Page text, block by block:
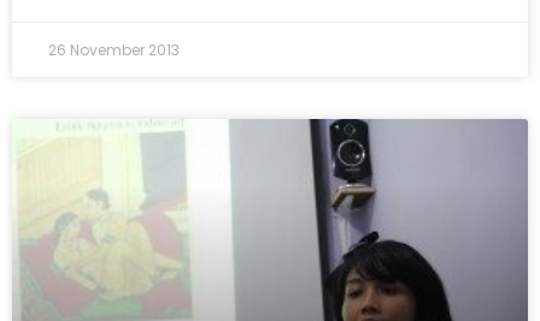
26 November 2013